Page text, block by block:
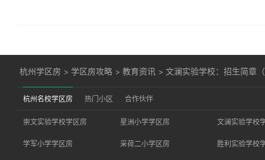
杭州学区房 > 学区房攻略 >教育资讯 >文澜实验学校：招生简章
杭州名校学区房 热门小区 合作伙伴
崇文实验学校学区房 星洲小学学区房 文澜实验学校
学军小学学区房 采荷二小学区房 胜利实验学校